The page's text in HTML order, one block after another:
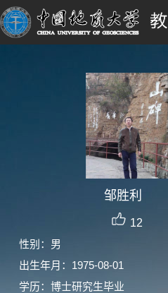
邹胜利
12
性别：男
出生年月：1975-08-01
学历：博士研究生毕业